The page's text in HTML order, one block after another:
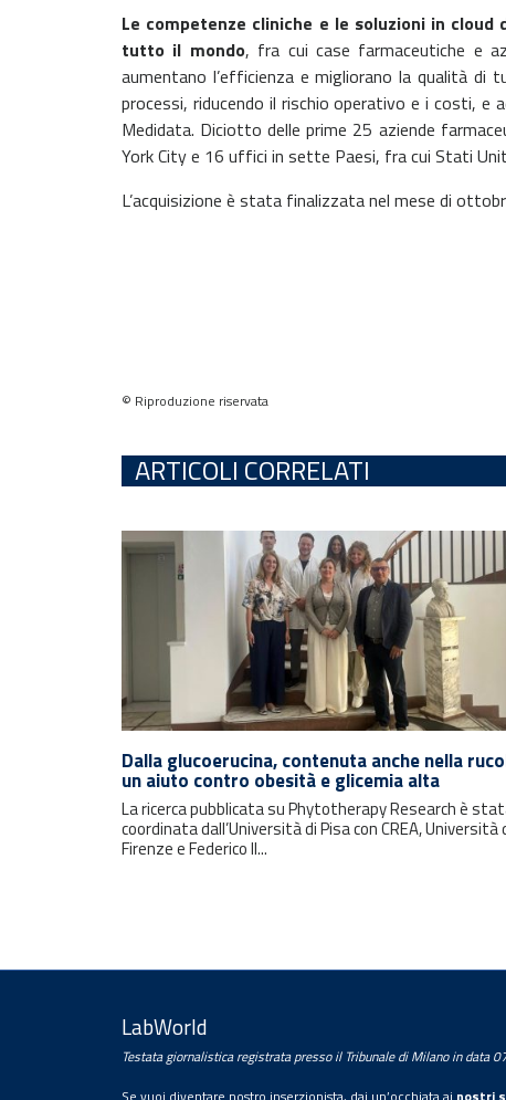
Le competenze cliniche e le soluzioni in
tutto il mondo, fra cui case farmaceutiche e
aumentano l’efficienza e migliorano la qualità di
processi, riducendo il rischio operativo e i costi,
Medidata. Diciotto delle prime 25 aziende
York City e 16 uffici in sette Paesi, fra cui Stati
L’acquisizione è stata finalizzata nel mese di
© Riproduzione riservata
ARTICOLI CORRELATI
Dalla glucoerucina, contenuta anche nella
un aiuto contro obesità e glicemia alta
La ricerca pubblicata su Phytotherapy Research è
coordinata dall’Università di Pisa con CREA, Università
Firenze e Federico II...
LabWorld
Testata giornalistica registrata presso il Tribunale di Milano in data
Rimani sempre aggiornato con le
ultime notizie e i prossimi eventi.